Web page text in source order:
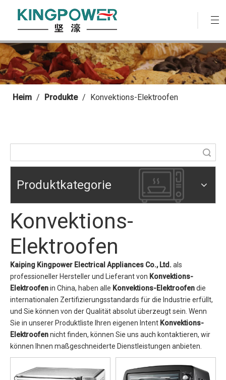
Heim / Produkte / Konvektions-Elektroofen
Produktkategorie
Konvektions-
Elektroofen
Kaiping Kingpower Electrical Appliances Co., Ltd. als
professioneller Hersteller und Lieferant von Konvektions-
Elektroofenin China, haben alle Konvektions-Elektroofendie
internationalen Zertifizierungsstandards für die Industrie erfüllt,
und Sie können von der Qualität absolut überzeugt sein. Wenn
Sie in unserer Produktliste Ihren eigenen Intent Konvektions-
Elektroofennicht finden, können Sie uns auch kontaktieren, wir
können Ihnen maßgeschneiderte Dienstleistungen anbieten.